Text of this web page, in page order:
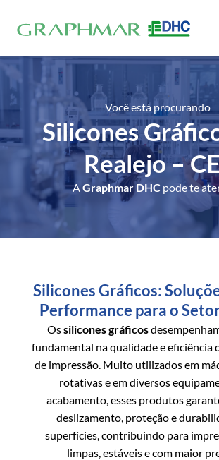
Você está procurando
Silicones
Realejo –
AGraphmar DHCpode te
Silicones Gráficos:
Performance para o
Ossilicones gráficos
fundamental na qualidade e eficiência
de impressão. Muito utilizados em
rotativas e em diversos
acabamento, esses produtos
deslizamento, proteção e
superfícies, contribuindo para
limpas, estáveis e com maior